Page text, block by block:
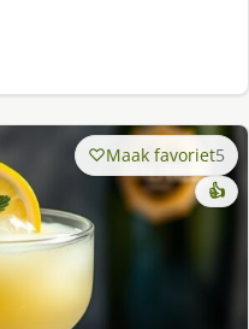
Maak favoriet5
👍